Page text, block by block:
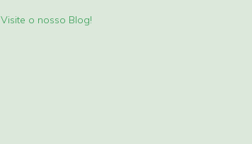
Visite o nosso Blog!